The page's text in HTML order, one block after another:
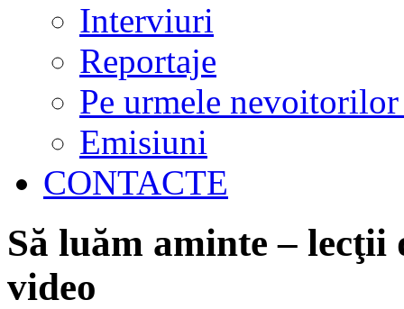
Interviuri
Reportaje
Pe urmele nevoitorilor
Emisiuni
CONTACTE
Să luăm aminte –
video